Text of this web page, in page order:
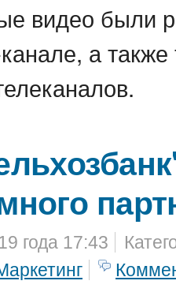
видео были
а
года 17:43